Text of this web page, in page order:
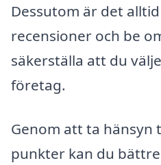
Dessutom är det
recensioner och be
säkerställa att du
företag.
Genom att ta hänsyn
punkter kan du